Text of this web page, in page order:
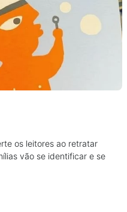
os leitores ao retratar
vão se identificar e se